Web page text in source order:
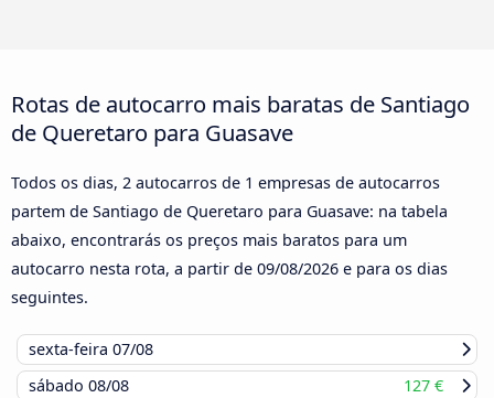
Rotas de autocarro mais baratas de Santiago
de Queretaro para Guasave
Todos os dias, 2 autocarros de 1 empresas de autocarros
partem de Santiago de Queretaro para Guasave: na tabela
abaixo, encontrarás os preços mais baratos para um
autocarro nesta rota, a partir de 09/08/2026 e para os dias
seguintes.
sexta-feira 07/08
sábado 08/08
127 €